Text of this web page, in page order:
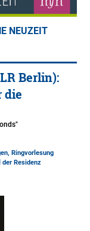
NEUZEIT
Berlin):
die
Ringvorlesung
der Residenz